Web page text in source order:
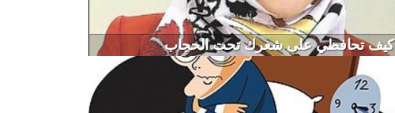
كيف تحافظي على شعرك تحت الحجاب